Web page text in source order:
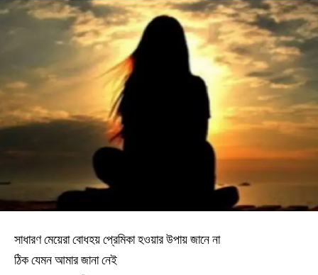
সাধারণ মেয়েরা বোধহয় প্রেমিকা হওয়ার উপায় জানে না
ঠিক যেমন আমার জানা নেই